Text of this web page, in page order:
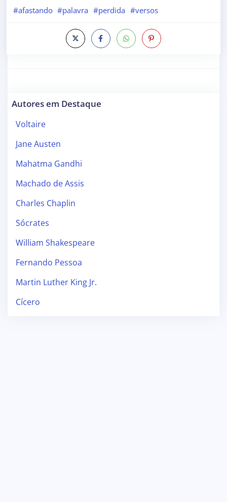
#afastando #palavra #perdida #versos
Autores em Destaque
Voltaire
Jane Austen
Mahatma Gandhi
Machado de Assis
Charles Chaplin
Sócrates
William Shakespeare
Fernando Pessoa
Martin Luther King Jr.
Cícero